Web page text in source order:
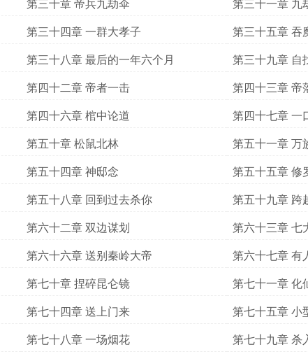
第三十四章 一群大孝子
第三十五章 吞
第三十八章 最后的一年六个月
第三十九章 自
第四十二章 帝者一击
第四十三章 帝
第四十六章 棺中论道
第四十七章 一
第五十章 松鼠北林
第五十一章 万
第五十四章 神邸念
第五十五章 修
第五十八章 回到过去杀你
第五十九章 跨
第六十二章 双边谋划
第六十三章 七
第六十六章 送别秦岭大帝
第六十七章 有
第七十章 捏碎昆仑镜
第七十一章 化
第七十四章 送上门来
第七十五章 小
第七十八章 一场烟花
第七十九章 杀